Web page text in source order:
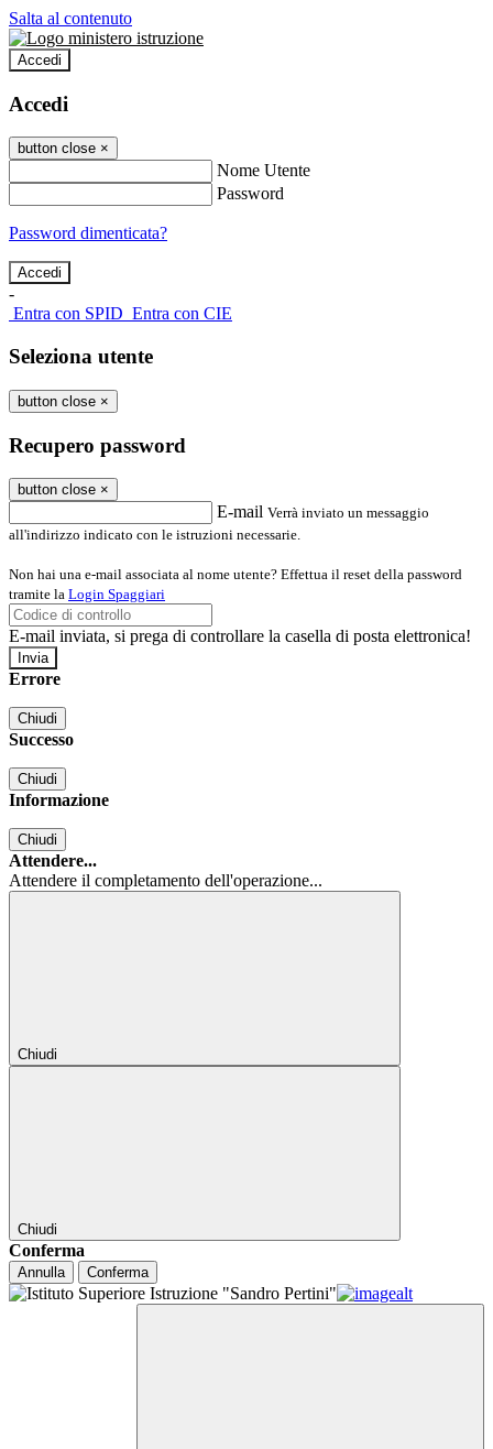
Salta al contenuto
Accedi
Accedi
button close ×
Nome Utente
Password
Password dimenticata?
-
Entra con SPID Entra con CIE
Seleziona utente
button close ×
Recupero password
button close ×
E-mail Verrà inviato un messaggio
all'indirizzo indicato con le istruzioni necessarie.
Non hai una e-mail associata al nome utente? Effettua il reset della password
tramite la Login Spaggiari
E-mail inviata, si prega di controllare la casella di posta elettronica!
Errore
Chiudi
Successo
Chiudi
Informazione
Chiudi
Attendere...
Attendere il completamento dell'operazione...
Chiudi
Chiudi
Conferma
Annulla Conferma